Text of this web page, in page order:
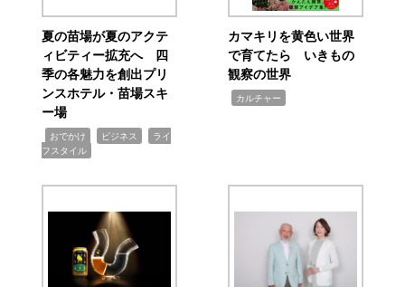
夏の苗場が夏のアクテ
ィビティー拡充へ 四
季の各魅力を創出プリ
ンスホテル・苗場スキ
ー場
おでかけ ビジネス
ライ
フスタイル
カマキリを黄色い世界
で育てたら いきもの
観察の世界
カルチャー